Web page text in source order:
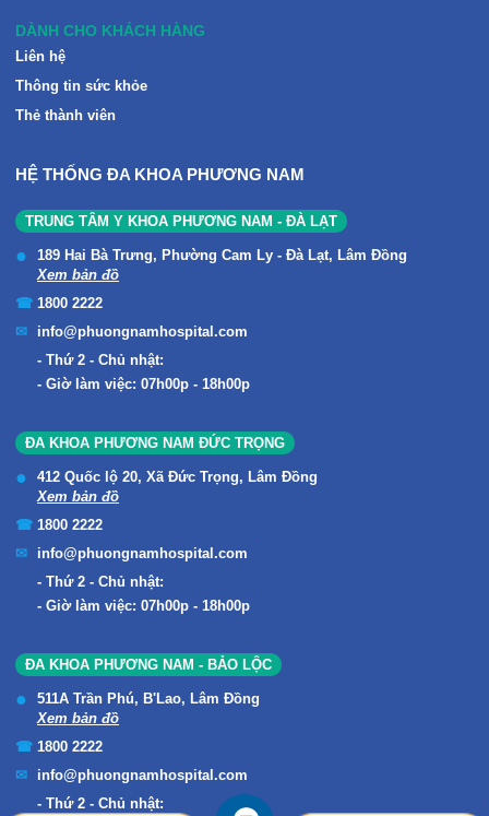
DÀNH CHO KHÁCH HÀNG
Liên hệ
Thông tin sức khỏe
Thẻ thành viên
HỆ THỐNG ĐA KHOA PHƯƠNG NAM
TRUNG TÂM Y KHOA PHƯƠNG NAM - ĐÀ LẠT
189 Hai Bà Trưng, Phường Cam Ly - Đà Lạt, Lâm Đồng
Xem bản đồ
1800 2222
info@phuongnamhospital.com
Thứ 2 - Chủ nhật:
Giờ làm việc: 07h00p - 18h00p
ĐA KHOA PHƯƠNG NAM ĐỨC TRỌNG
412 Quốc lộ 20, Xã Đức Trọng, Lâm Đồng
Xem bản đồ
1800 2222
info@phuongnamhospital.com
Thứ 2 - Chủ nhật:
Giờ làm việc: 07h00p - 18h00p
ĐA KHOA PHƯƠNG NAM - BẢO LỘC
511A Trần Phú, B'Lao, Lâm Đồng
Xem bản đồ
1800 2222
info@phuongnamhospital.com
Thứ 2 - Chủ nhật: